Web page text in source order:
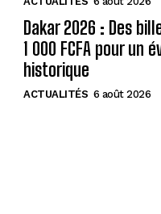
Dakar 2026 : Des
1 000 FCFA pour un
historique
ACTUALITÉS 6 août 2026